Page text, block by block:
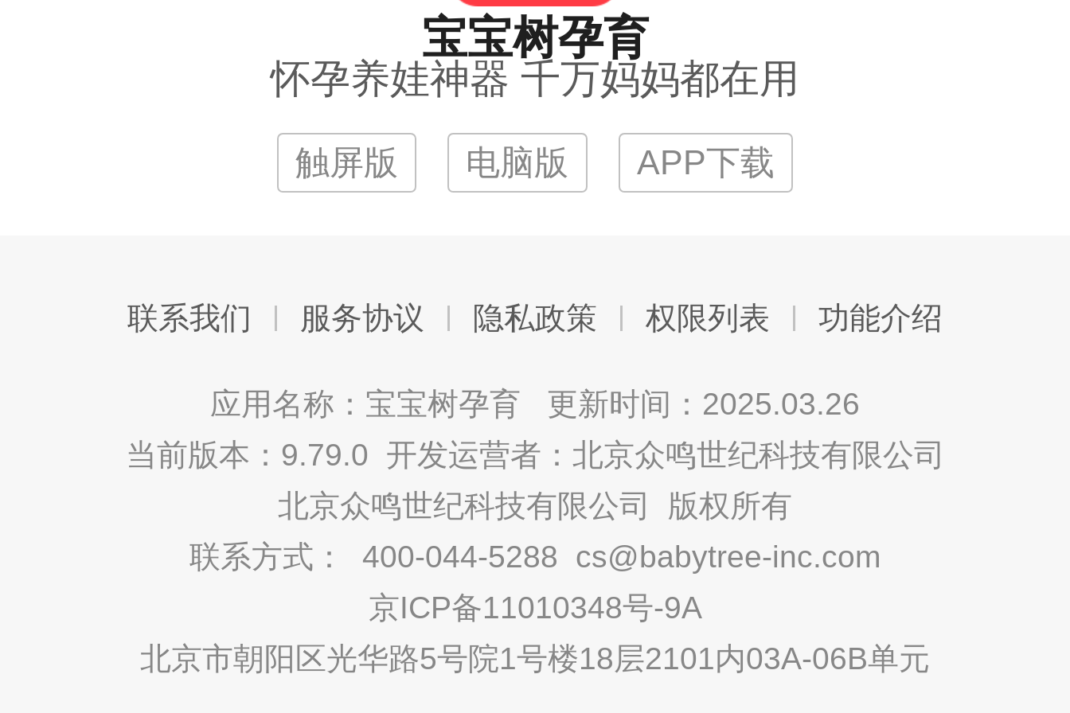
宝宝树孕育
怀孕养娃神器 千万妈妈都在用
触屏版 电脑版 APP下载
联系我们 服务协议 隐私政策 权限列表 功能介绍
应用名称：宝宝树孕育 更新时间：2025.03.26
当前版本：9.79.0 开发运营者：北京众鸣世纪科技有限公司
北京众鸣世纪科技有限公司 版权所有
联系方式： 400-044-5288 cs@babytree-inc.com
京ICP备11010348号-9A
北京市朝阳区光华路5号院1号楼18层2101内03A-06B单元